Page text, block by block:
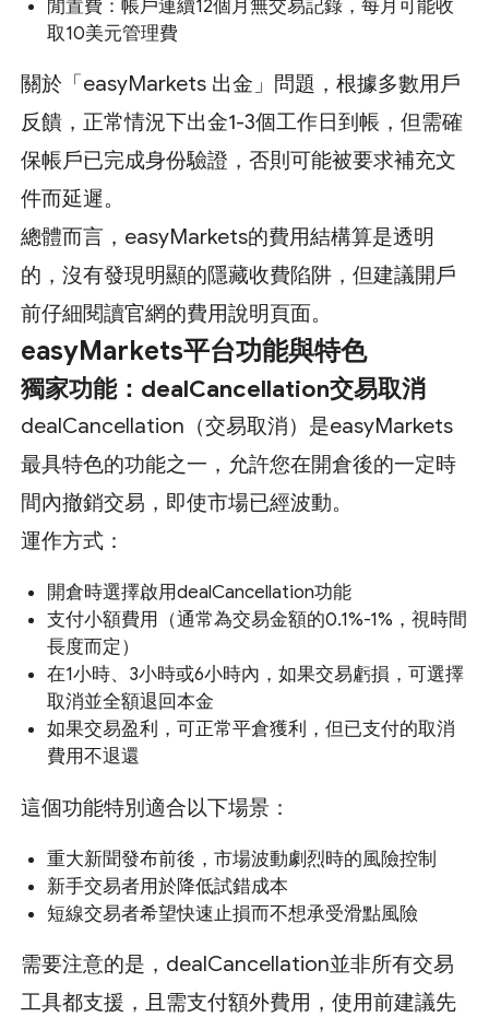
閒置費：帳戶連續12個月無交易記錄，每月可能收
取10美元管理費
關於「easyMarkets 出金」問題，根據多數用戶
反饋，正常情況下出金1-3個工作日到帳，但需確
保帳戶已完成身份驗證，否則可能被要求補充文
件而延遲。
總體而言，easyMarkets的費用結構算是透明
的，沒有發現明顯的隱藏收費陷阱，但建議開戶
前仔細閱讀官網的費用說明頁面。
easyMarkets平台功能與特色
獨家功能：dealCancellation交易取消
dealCancellation（交易取消）是easyMarkets
最具特色的功能之一，允許您在開倉後的一定時
間內撤銷交易，即使市場已經波動。
運作方式：
開倉時選擇啟用dealCancellation功能
支付小額費用（通常為交易金額的0.1%-1%，視時間
長度而定）
在1小時、3小時或6小時內，如果交易虧損，可選擇
取消並全額退回本金
如果交易盈利，可正常平倉獲利，但已支付的取消
費用不退還
這個功能特別適合以下場景：
重大新聞發布前後，市場波動劇烈時的風險控制
新手交易者用於降低試錯成本
短線交易者希望快速止損而不想承受滑點風險
需要注意的是，dealCancellation並非所有交易
工具都支援，且需支付額外費用，使用前建議先